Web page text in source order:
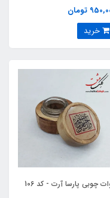
تومان
چوبی پارسا آرت - کد 106